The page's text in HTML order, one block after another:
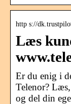
http s://
Læs
Er du enig i
Telenor?
og del din